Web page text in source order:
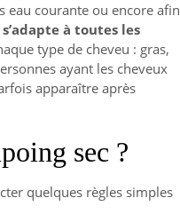
eau courante ou encore afin
à toutes les
type de cheveu : gras,
ayant les cheveux
apparaître après
sec ?
quelques règles simples